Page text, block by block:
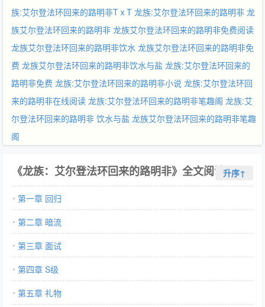
族:艾尔登法环回来的路明非TⅹT 龙族:艾尔登法环回来的路明非 龙
族艾尔登法环回来的路明非 龙族艾尔登法环回来的路明非免费阅读
龙族艾尔登法环回来的路明非饮水 龙族艾尔登法环回来的路明非免
费 龙族艾尔登法环回来的路明非饮水与盐 龙族:艾尔登法环回来的
路明非免费 龙族:艾尔登法环回来的路明非小说 龙族:艾尔登法环回
来的路明非在线阅读 龙族:艾尔登法环回来的路明非笔趣阁 龙族:艾
尔登法环回来的路明非 饮水与盐 龙族艾尔登法环回来的路明非笔趣
阁
《龙族：艾尔登法环回来的路明非》全文阅读升序↑
第一章 回归
第二章 暗流
第三章 面试
第四章 S级
第五章 礼物